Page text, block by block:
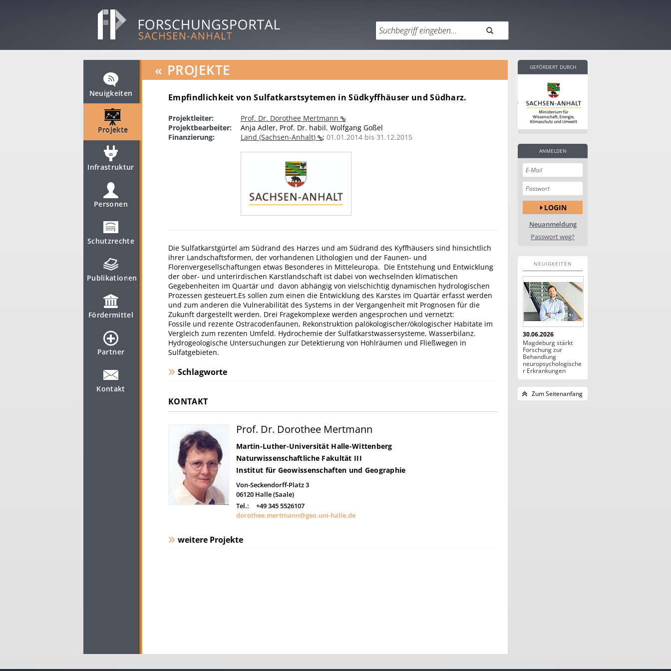
Neuigkeiten
Projekte
Infrastruktur
Personen
Schutzrechte
Publikationen
Fördermittel
Partner
Kontakt
« PROJEKTE
Empfindlichkeit von Sulfatkarstsytemen in Südkyffhäuser und Südharz.
Projektleiter:
Prof. Dr. Dorothee Mertmann
Projektbearbeiter:
Anja Adler, Prof. Dr. habil. Wolfgang Goßel
Finanzierung:
Land (Sachsen-Anhalt) ; 01.01.2014 bis 31.12.2015
Die Sulfatkarstgürtel am Südrand des Harzes und am Südrand des Kyffhäusers sind hinsichtlich
ihrer Landschaftsformen, der vorhandenen Lithologien und der Faunen- und
Florenvergesellschaftungen etwas Besonderes in Mitteleuropa. Die Entstehung und Entwicklung
der ober- und unterirdischen Karstlandschaft ist dabei von wechselnden klimatischen
Gegebenheiten im Quartär und davon abhängig von vielschichtig dynamischen hydrologischen
Prozessen gesteuert.Es sollen zum einen die Entwicklung des Karstes im Quartär erfasst werden
und zum anderen die Vulnerabilität des Systems in der Vergangenheit mit Prognosen für die
Zukunft dargestellt werden. Drei Fragekomplexe werden angesprochen und vernetzt:
Fossile und rezente Ostracodenfaunen, Rekonstruktion palökologischer/ökologischer Habitate im
Vergleich zum rezenten Umfeld. Hydrochemie der Sulfatkarstwassersysteme, Wasserbilanz.
Hydrogeologische Untersuchungen zur Detektierung von Hohlräumen und Fließwegen in
Sulfatgebieten.
Schlagworte
KONTAKT
Prof. Dr. Dorothee Mertmann
Martin-Luther-Universität Halle-Wittenberg
Naturwissenschaftliche Fakultät III
Institut für Geowissenschaften und Geographie
Von-Seckendorff-Platz 3
06120 Halle (Saale)
Tel.:
+49 345 5526107
dorothee.mertmann@geo.uni-halle.de
weitere Projekte
GEFÖRDERT DURCH
ANMELDEN
LOGIN
Neuanmeldung
Passwort weg?
NEUIGKEITEN
30.06.2026
Magdeburg stärkt
Forschung zur
Behandlung
neuropsychologische
r Erkrankungen
Zum Seitenanfang